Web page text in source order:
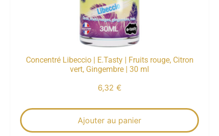
Concentré Libeccio | E.Tasty | Fruits rouge, Citron
vert, Gingembre | 30 ml
6,32 €
Ajouter au panier